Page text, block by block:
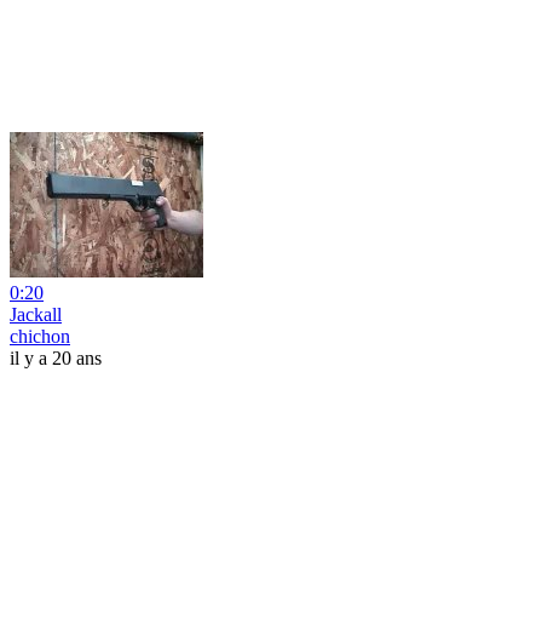
0:20
Jackall
chichon
il y a 20 ans